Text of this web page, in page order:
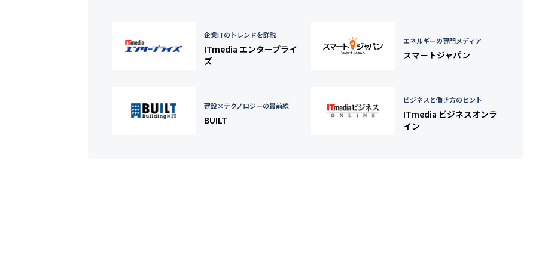
企業ITのトレンドを詳説
ITmedia エンタープライ
ズ
エネルギーの専門メディア
スマートジャパン
建設×テクノロジーの最前線
BUILT
ビジネスと働き方のヒント
ITmedia ビジネスオンラ
イン